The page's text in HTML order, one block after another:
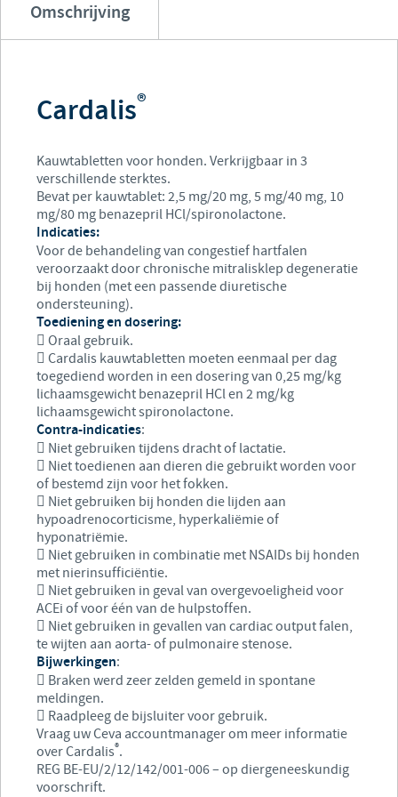
Omschrijving
Cardalis®
Kauwtabletten voor honden. Verkrijgbaar in 3
verschillende sterktes.
Bevat per kauwtablet: 2,5 mg/20 mg, 5 mg/40 mg, 10
mg/80 mg benazepril HCl/spironolactone.
Indicaties:
Voor de behandeling van congestief hartfalen
veroorzaakt door chronische mitralisklep degeneratie
bij honden (met een passende diuretische
ondersteuning).
Toediening en dosering:
 Oraal gebruik.
 Cardalis kauwtabletten moeten eenmaal per dag
toegediend worden in een dosering van 0,25 mg/kg
lichaamsgewicht benazepril HCl en 2 mg/kg
lichaamsgewicht spironolactone.
Contra-indicaties:
 Niet gebruiken tijdens dracht of lactatie.
 Niet toedienen aan dieren die gebruikt worden voor
of bestemd zijn voor het fokken.
 Niet gebruiken bij honden die lijden aan
hypoadrenocorticisme, hyperkaliëmie of
hyponatriëmie.
 Niet gebruiken in combinatie met NSAIDs bij honden
met nierinsufficiëntie.
 Niet gebruiken in geval van overgevoeligheid voor
ACEi of voor één van de hulpstoffen.
 Niet gebruiken in gevallen van cardiac output falen,
te wijten aan aorta- of pulmonaire stenose.
Bijwerkingen:
 Braken werd zeer zelden gemeld in spontane
meldingen.
 Raadpleeg de bijsluiter voor gebruik.
Vraag uw Ceva accountmanager om meer informatie
over Cardalis®.
REG BE-EU/2/12/142/001-006 – op diergeneeskundig
voorschrift.